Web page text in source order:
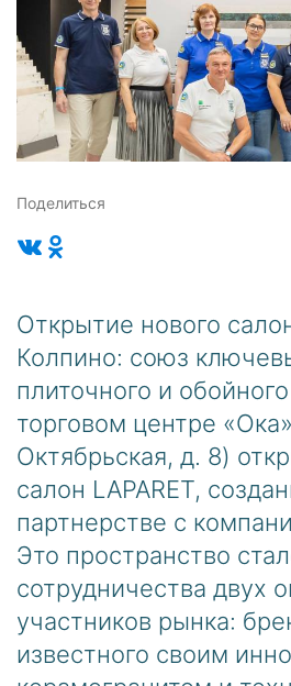
Поделиться
Открытие нового
Колпино: союз
плиточного и
торговом центре
Октябрьская, д. 8)
салон LAPARET,
партнерстве с
Это пространство
сотрудничества двух
участников рынка:
известного своим